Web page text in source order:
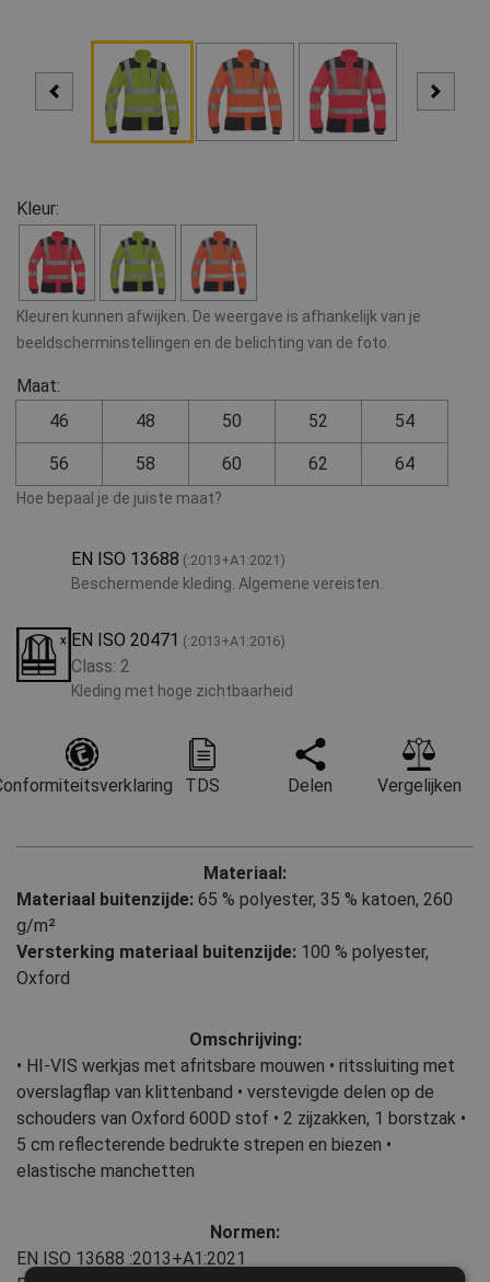
Kleur:
Kleuren kunnen afwijken. De weergave is afhankelijk van je
beeldscherminstellingen en de belichting van de foto.
Maat:
46
48 50 52 54
56 58 60 62 64
Hoe bepaal je de juiste maat?
EN ISO 13688 (:2013+A1:2021)
Beschermende kleding. Algemene vereisten.
EN ISO 20471 (:2013+A1:2016)
Class: 2
Kleding met hoge zichtbaarheid
TDS Delen Vergelijken
Materiaal:
Materiaal buitenzijde: 65 % polyester, 35 % katoen, 260
g/m²
Versterking materiaal buitenzijde: 100 % polyester,
Oxford
Omschrijving:
• HI-VIS werkjas met afritsbare mouwen • ritssluiting met
overslagflap van klittenband • verstevigde delen op de
schouders van Oxford 600D stof • 2 zijzakken, 1 borstzak •
5 cm reflecterende bedrukte strepen en biezen •
elastische manchetten
Normen:
EN ISO 13688 :2013+A1:2021